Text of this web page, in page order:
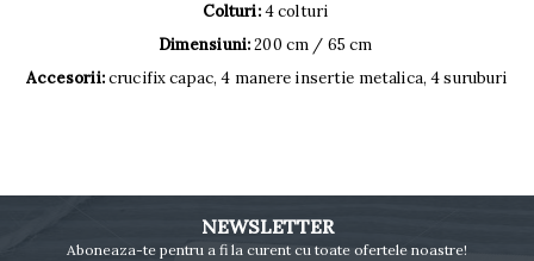
Colturi:4 colturi
Dimensiuni:200 cm / 65 cm
Accesorii:crucifix capac, 4 manere insertie metalica, 4 suruburi
NEWSLETTER
Aboneaza-te pentru a fi la curent cu toate ofertele noastre!